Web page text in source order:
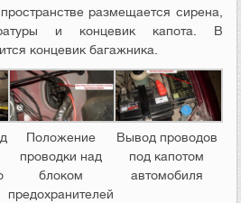
размещается сирена,
и концевик капота. В
концевик багажника.
Положение
проводки над
блоком
предохранителей
Вывод проводов
под капотом
автомобиля